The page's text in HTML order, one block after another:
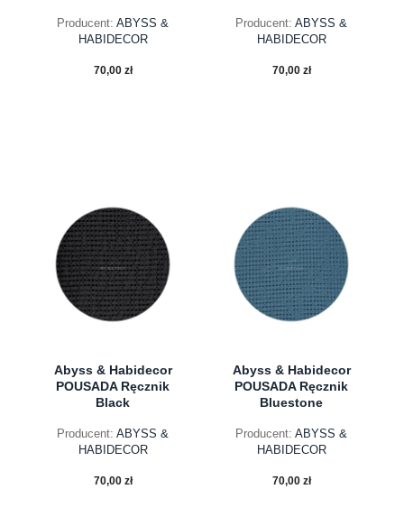
Producent: ABYSS &
HABIDECOR
70,00 zł
do koszyka
Producent: ABYSS &
HABIDECOR
70,00 zł
do koszyka
Abyss & Habidecor
POUSADA Ręcznik
Black
Producent: ABYSS &
HABIDECOR
70,00 zł
Abyss & Habidecor
POUSADA Ręcznik
Bluestone
Producent: ABYSS &
HABIDECOR
70,00 zł